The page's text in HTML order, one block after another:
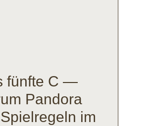
fünfte C —
Pandora
im